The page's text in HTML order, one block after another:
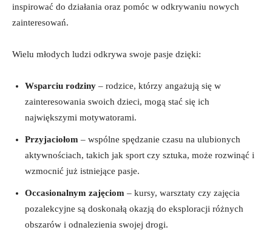
inspirować do działania oraz pomóc w odkrywaniu nowych
zainteresowań.
Wielu ‌młodych ⁣ludzi odkrywa swoje‌ pasje dzięki:
Wsparciu rodziny – rodzice, ⁢którzy ‌angażują się w
zainteresowania swoich​ dzieci, mogą stać się ‍ich
największymi motywatorami.
Przyjaciołom – wspólne spędzanie czasu ⁢na ulubionych
aktywnościach, takich⁣ jak ⁤sport czy sztuka, może⁢ rozwinąć i
wzmocnić już ⁤istniejące pasje.
Occasionalnym zajęciom – kursy, warsztaty czy zajęcia‌
pozalekcyjne są ‌doskonałą ‍okazją do eksploracji różnych
⁣obszarów i odnalezienia swojej drogi.